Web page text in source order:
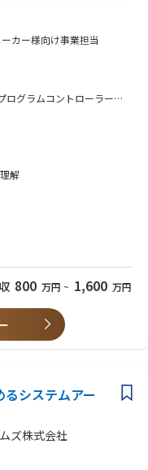
注先選定～価格決定までの
的なPCスキル
カー様向け事業担当
ログラムコントローラー
ナルとしてプログラム収
（PM）と共に、収益性の
推進する。
グラム収支の客観性、正確
財務管理業務から解放し、
等における進捗管理と目標
程し、課題解決のための意
と行う。
題提起、エスカレーション
に携わっていただくことで
くことで、多様性と複雑性
解
800 万円 ~ 1,600 万円
るシステムアー
ズ株式会社